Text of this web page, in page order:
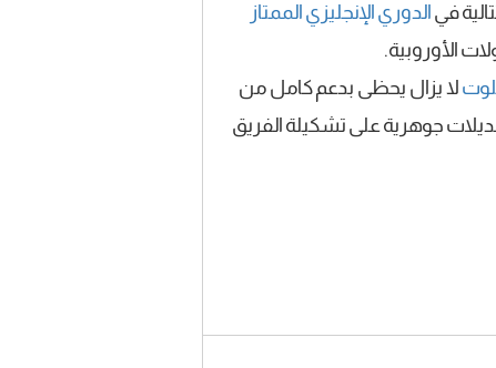
في الدوري الإنجليزي الممتاز
الأوروبية.
لا يزال يحظى بدعم كامل من
جوهرية على تشكيلة الفريق